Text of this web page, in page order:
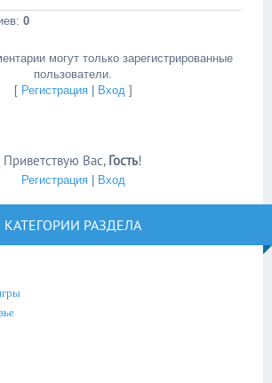
: 0
могут только зарегистрированные
пользователи.
[ Регистрация| Вход]
Приветствую Вас, Гость!
Регистрация| Вход
КАТЕГОРИИ РАЗДЕЛА